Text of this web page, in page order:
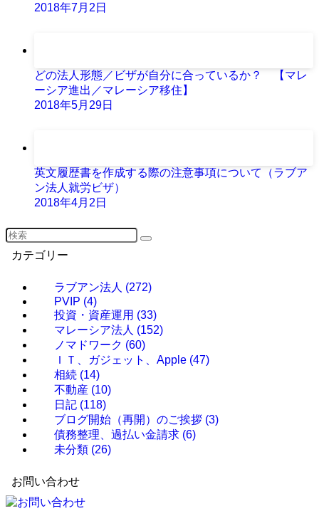
2018年7月2日
どの法人形態／ビザが自分に合っているか？ 【マレ
ーシア進出／マレーシア移住】
2018年5月29日
英文履歴書を作成する際の注意事項について（ラブア
ン法人就労ビザ）
2018年4月2日
カテゴリー
ラブアン法人 (272)
PVIP (4)
投資・資産運用 (33)
マレーシア法人 (152)
ノマドワーク (60)
ＩＴ、ガジェット、Apple (47)
相続 (14)
不動産 (10)
日記 (118)
ブログ開始（再開）のご挨拶 (3)
債務整理、過払い金請求 (6)
未分類 (26)
お問い合わせ